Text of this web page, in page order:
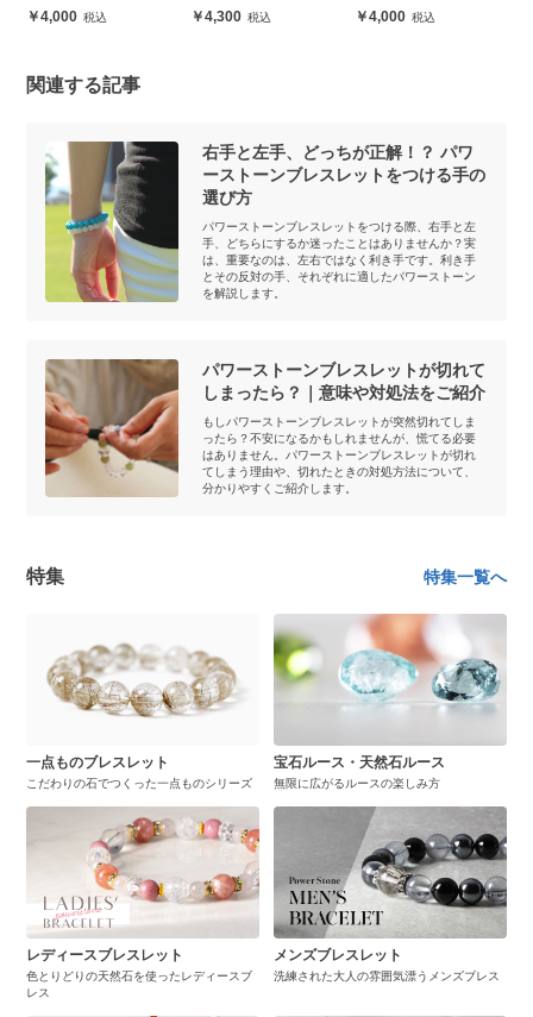
14KGF）
4,000 4,300 4,000
関連する記事
右手と左手、どっちが正解！？ パワ
ーストーンブレスレットをつける手の
選び方
パワーストーンブレスレットをつける際、右手と左
手、どちらにするか迷ったことはありませんか？実
は、重要なのは、左右ではなく利き手です。利き手
とその反対の手、それぞれに適したパワーストーン
を解説します。
パワーストーンブレスレットが切れて
しまったら？｜意味や対処法をご紹介
もしパワーストーンブレスレットが突然切れてしま
ったら？不安になるかもしれませんが、慌てる必要
はありません。パワーストーンブレスレットが切れ
てしまう理由や、切れたときの対処方法について、
分かりやすくご紹介します。
特集 特集一覧へ
一点ものブレスレット
こだわりの石でつくった一点ものシリーズ
宝石ルース・天然石ルース
無限に広がるルースの楽しみ方
レディースブレスレット
色とりどりの天然石を使ったレディースブ
レス
メンズブレスレット
洗練された大人の雰囲気漂うメンズブレス